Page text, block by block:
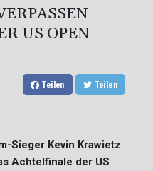
US OPEN
Teilen Teilen
Sieger Kevin Krawietz
Achtelfinale der US